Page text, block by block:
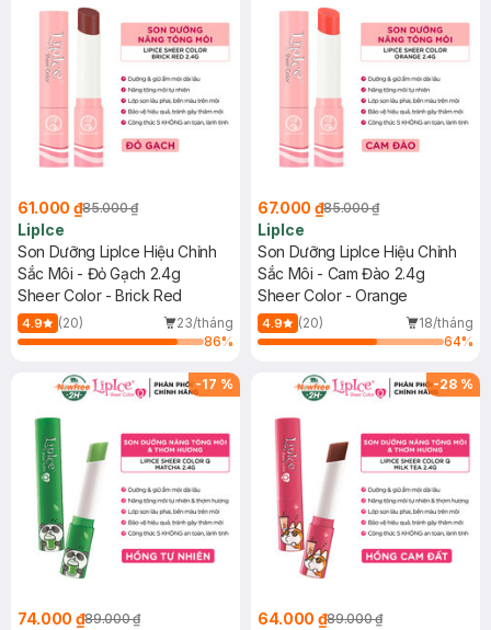
61.000 ₫85.000 ₫
LipIce
Son Dưỡng LipIce Hiệu Chỉnh
Sắc Môi - Đỏ Gạch 2.4g
Sheer Color - Brick Red
4.9 (20)
23/tháng
86%
67.000 ₫85.000 ₫
LipIce
Son Dưỡng LipIce Hiệu Chỉnh
Sắc Môi - Cam Đào 2.4g
Sheer Color - Orange
4.9 (20)
18/tháng
64%
-17 %
74.000 ₫89.000 ₫
-28 %
64.000 ₫89.000 ₫